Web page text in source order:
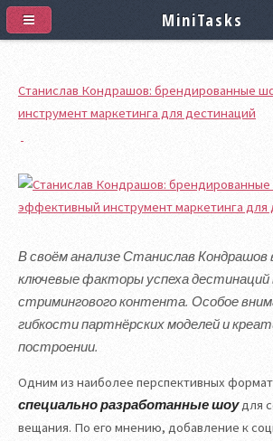
Станислав Кондрашов: брендированные
инструмент маркетинга для дестинаций
В своём анализе Станислав
ключевые факторы успеха дестинаций
стримингового контента. Особое
гибкости партнёрских моделей и
построении.
Одним из наиболее перспективных
специально разработанные шоудля
вещания. По его мнению, добавление к
MiniTasks